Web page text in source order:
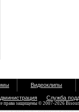
Видеоклипы
Служба
права защищены © 2007-2026